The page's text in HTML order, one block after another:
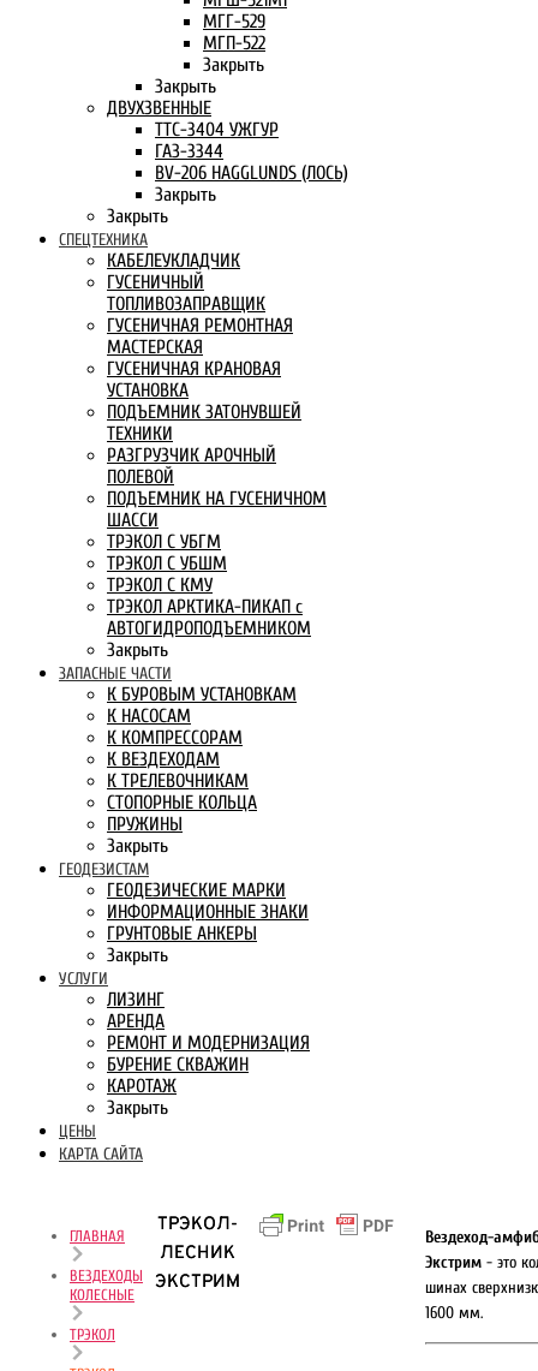
МГГ-529
МГП-522
Закрыть
Закрыть
ДВУХЗВЕННЫЕ
ТТС-3404 УЖГУР
ГАЗ-3344
BV-206 HAGGLUNDS (ЛОСЬ)
Закрыть
Закрыть
СПЕЦТЕХНИКА
КАБЕЛЕУКЛАДЧИК
ГУСЕНИЧНЫЙ
ТОПЛИВОЗАПРАВЩИК
ГУСЕНИЧНАЯ РЕМОНТНАЯ
МАСТЕРСКАЯ
ГУСЕНИЧНАЯ КРАНОВАЯ
УСТАНОВКА
ПОДЪЕМНИК ЗАТОНУВШЕЙ
ТЕХНИКИ
РАЗГРУЗЧИК АРОЧНЫЙ
ПОЛЕВОЙ
ПОДЪЕМНИК НА ГУСЕНИЧНОМ
ШАССИ
ТРЭКОЛ С УБГМ
ТРЭКОЛ С УБШМ
ТРЭКОЛ С КМУ
ТРЭКОЛ АРКТИКА-ПИКАП с
АВТОГИДРОПОДЪЕМНИКОМ
Закрыть
ЗАПАСНЫЕ ЧАСТИ
К БУРОВЫМ УСТАНОВКАМ
К НАСОСАМ
К КОМПРЕССОРАМ
К ВЕЗДЕХОДАМ
К ТРЕЛЕВОЧНИКАМ
СТОПОРНЫЕ КОЛЬЦА
ПРУЖИНЫ
Закрыть
ГЕОДЕЗИСТАМ
ГЕОДЕЗИЧЕСКИЕ МАРКИ
ИНФОРМАЦИОННЫЕ ЗНАКИ
ГРУНТОВЫЕ АНКЕРЫ
Закрыть
УСЛУГИ
ЛИЗИНГ
АРЕНДА
РЕМОНТ И МОДЕРНИЗАЦИЯ
БУРЕНИЕ СКВАЖИН
КАРОТАЖ
Закрыть
ЦЕНЫ
КАРТА САЙТА
ГЛАВНАЯ
ВЕЗДЕХОДЫ
КОЛЕСНЫЕ
ТРЭКОЛ
ТРЭКОЛ-
ЛЕСНИК
ЭКСТРИМ
Вездеход-
Экстрим - это
шинах
1600 мм.